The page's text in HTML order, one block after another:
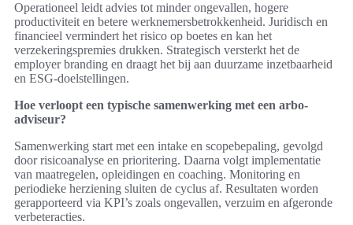
Operationeel leidt advies tot minder ongevallen, hogere
productiviteit en betere werknemersbetrokkenheid. Juridisch en
financieel vermindert het risico op boetes en kan het
verzekeringspremies drukken. Strategisch versterkt het de
employer branding en draagt het bij aan duurzame inzetbaarheid
en ESG-doelstellingen.
Hoe verloopt een typische samenwerking met een arbo-
adviseur?
Samenwerking start met een intake en scopebepaling, gevolgd
door risicoanalyse en prioritering. Daarna volgt implementatie
van maatregelen, opleidingen en coaching. Monitoring en
periodieke herziening sluiten de cyclus af. Resultaten worden
gerapporteerd via KPI’s zoals ongevallen, verzuim en afgeronde
verbeteracties.